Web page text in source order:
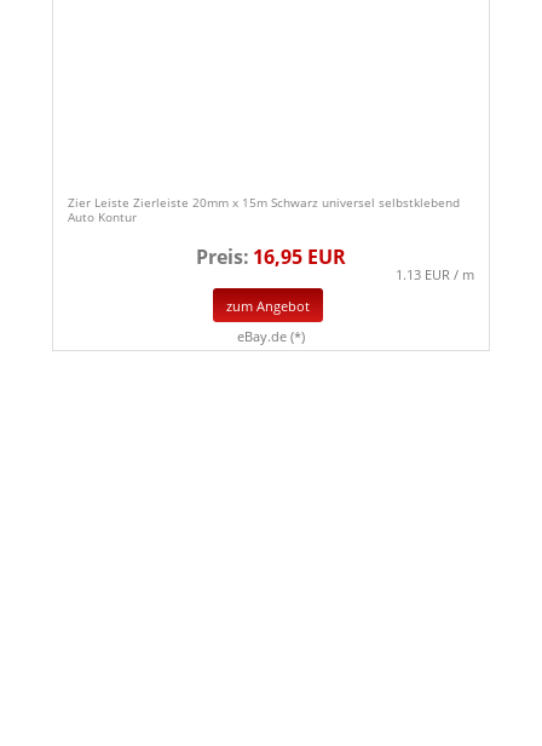
Zier Leiste Zierleiste 20mm x 15m Schwarz universel selbstklebend
Auto Kontur
Preis: 16,95 EUR
1.13 EUR / m
zum Angebot
eBay.de (*)